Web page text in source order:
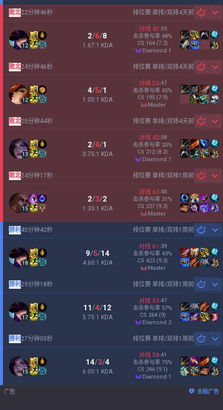
排位赛 单排/双排4天前
敗北22分钟46秒
12
2/6/8
1.67:1 KDA
对线 41 :59
击杀参与率 48%
CS 164 (7.2)
diamond 1
排位赛 单排/双排4天前
敗北24分钟46秒
12
4/5/1
1.00:1 KDA
对线 53:47
击杀参与率 45%
CS 195 (7.9)
master
排位赛 单排/双排4天前
敗北25分钟44秒
13
2/4/1
0.75:1 KDA
对线 42:58
击杀参与率 20%
CS 212 (8.2)
diamond 1
排位赛 单排/双排1周前
敗北24分钟17秒
15
2/3/2
1.33:1 KDA
对线 60:40
击杀参与率 31 %
CS 227 (9.3)
master
排位赛 单排/双排1周前
勝利 45分钟42秒
18
9/5/14
4.60:1 KDA
对线 61 :39
击杀参与率 43%
CS 423 (9.3)
master
排位赛 单排/双排1周前
勝利 29分钟18秒
17
11/4/12
5.75:1 KDA
对线 53:47
击杀参与率 57%
CS 264 (9)
diamond 2
排位赛 单排/双排1周前
勝利 27分钟05秒
15
14/3/4
6.00:1 KDA
对线 59:41
击杀参与率 75%
CS 246 (9.1)
diamond 1
广告 去除广告